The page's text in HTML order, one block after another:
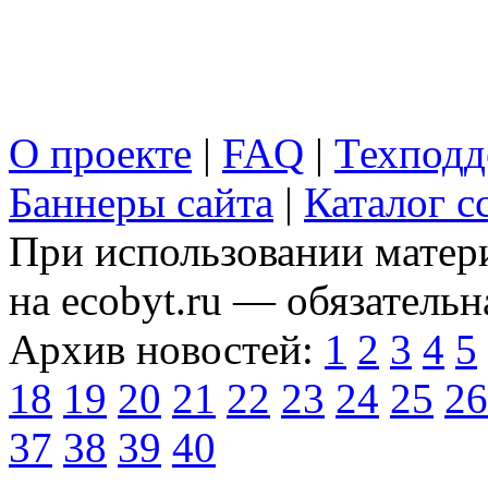
О проекте | FAQ |
Баннеры сайта | Каталог
При использовании
на ecobyt.ru —
Архив новостей: 1 2 3 4 5
18 19 20 21 22 23 24 25 26
37 38 39 40